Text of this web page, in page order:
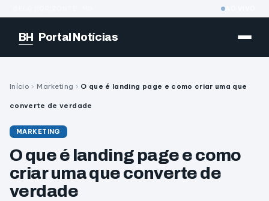
BH Portal Notícias
Início › Marketing › O que é landing page e como criar uma que
converte de verdade
MARKETING
O que é landing page e como
criar uma que converte de
verdade